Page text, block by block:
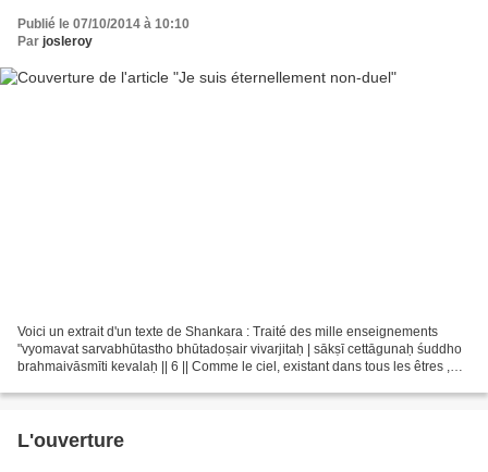
Publié le 07/10/2014 à 10:10
Par josleroy
Voici un extrait d'un texte de Shankara : Traité des mille enseignements
"vyomavat sarvabhūtastho bhūtadoṣair vivarjitaḥ | sākṣī cettāgunaḥ śuddho
brahmaivāsmīti kevalaḥ || 6 || Comme le ciel, existant dans tous les êtres ,
L'ouverture